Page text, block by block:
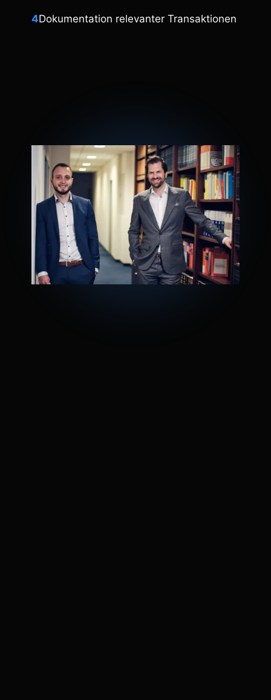
4Dokumentation relevanter Transaktionen